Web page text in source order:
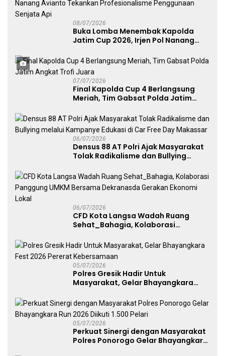
08/07/2026
Buka Lomba Menembak Kapolda
Jatim Cup 2026, Irjen Pol Nanang
Penggunaan Senjata Api
07/07/2026
Final Kapolda Cup 4 Berlangsung
Meriah, Tim Gabsat Polda Jatim
06/07/2026
Densus 88 AT Polri Ajak Masyarakat
Tolak Radikalisme dan Bullying
Free Day Makassar
06/07/2026
CFD Kota Langsa Wadah Ruang
Sehat_Bahagia, Kolaborasi
Dekranasda Gerakan Ekonomi Lokal
05/07/2026
Polres Gresik Hadir Untuk
Masyarakat, Gelar Bhayangkara
05/07/2026
Perkuat Sinergi dengan Masyarakat
Polres Ponorogo Gelar Bhayangkara